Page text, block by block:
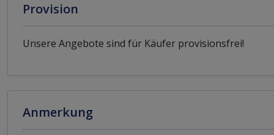
Provision
Unsere Angebote sind für Käufer provisionsfrei!
Anmerkung